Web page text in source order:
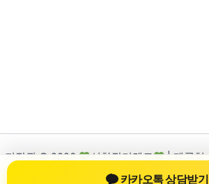
저작권 © 2026 신차장기렌트 | 제공처:
테마
카카오톡 상담받기